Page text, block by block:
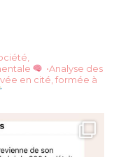
•Analyse des
en cité, formée à